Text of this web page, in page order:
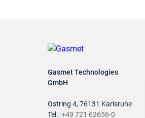
Gasmet Technologies
GmbH
Ostring 4, 76131 Karlsruhe
Tel.:+49 721 62656-0